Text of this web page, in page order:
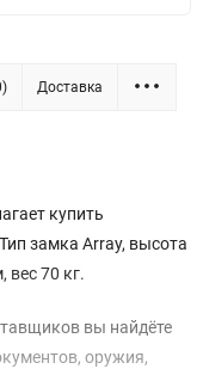
Доставка
купить
замка Array, высота
70 кг.
вы найдёте
оружия,